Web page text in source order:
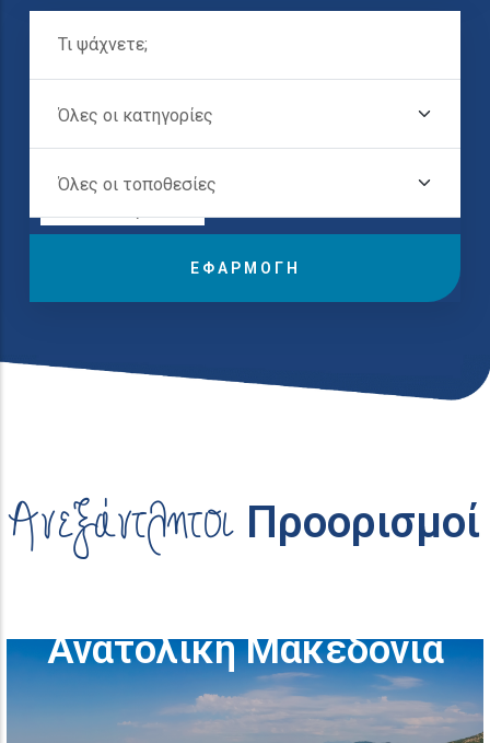
Τι Ψάχνετε;
Όλες Οι Κατηγορίες
Όλες Οι
Ανεξάντλητοι Προορισμοί
Ανατολική Μακεδονία